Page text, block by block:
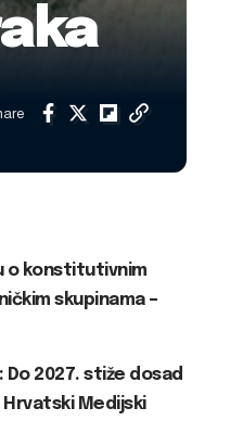
o konstitutivnim
skupinama –
Do 2027. stiže dosad
Hrvatski Medijski